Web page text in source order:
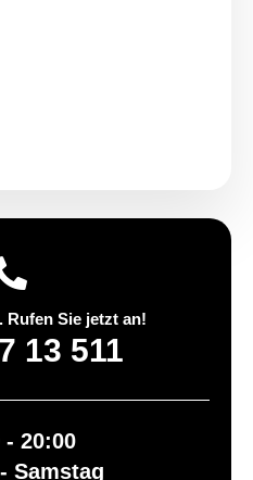
Rufen Sie jetzt an!
13 511
- 20:00
Samstag